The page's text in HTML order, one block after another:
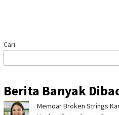
Cari
Berita Banyak
Memoar Broken Strings